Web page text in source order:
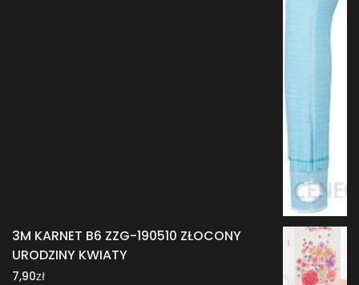
3M KARNET B6 ZZG-190510 ZŁOCONY
URODZINY KWIATY
7,90zł